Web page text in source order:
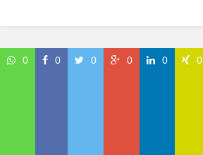
0 0 0 0 0 0
Wie hat Dir dieser